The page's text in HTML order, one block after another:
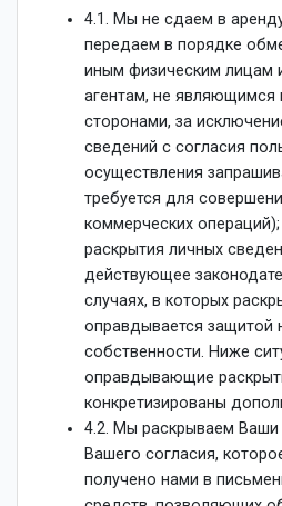
4.1. Мы не сдаем в
передаем в порядке
иным физическим лицам
агентам, не
сторонами, за
сведений с согласия
осуществления
требуется для
коммерческих
раскрытия личных
действующее
случаях, в которых
оправдывается защитой
собственности. Ниже
оправдывающие
конкретизированы
4.2. Мы раскрываем
Вашего согласия,
получено нами в